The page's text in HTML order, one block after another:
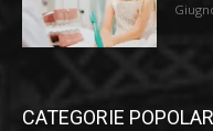
CATEGORIE